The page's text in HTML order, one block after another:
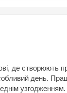
де створюють
день.